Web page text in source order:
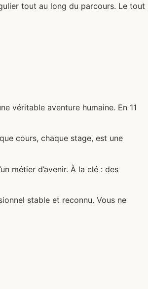
tout au long du parcours. Le tout
véritable aventure humaine. En 11
cours, chaque stage, est une
métier d’avenir. À la clé : des
stable et reconnu. Vous ne